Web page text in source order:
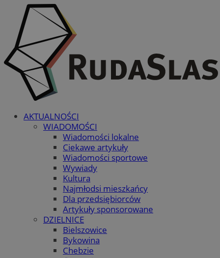
AKTUALNOŚCI
WIADOMOŚCI
Wiadomości lokalne
Ciekawe artykuły
Wiadomości sportowe
Wywiady
Kultura
Najmłodsi mieszkańcy
Dla przedsiębiorców
Artykuły sponsorowane
DZIELNICE
Bielszowice
Bykowina
Chebzie